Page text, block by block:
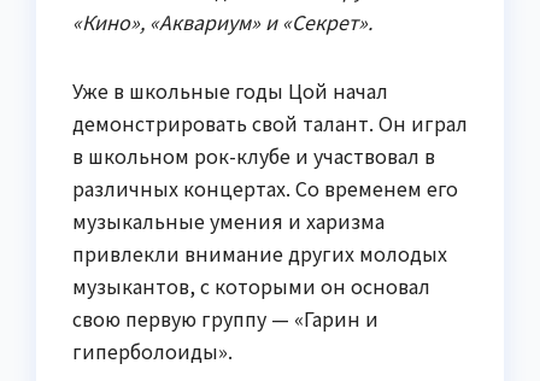
«Кино», «Аквариум» и «Секрет».
Уже в школьные годы Цой начал
демонстрировать свой талант. Он играл
в школьном рок-клубе и участвовал в
различных концертах. Со временем его
музыкальные умения и харизма
привлекли внимание других молодых
музыкантов, с которыми он основал
свою первую группу — «Гарин и
гиперболоиды».